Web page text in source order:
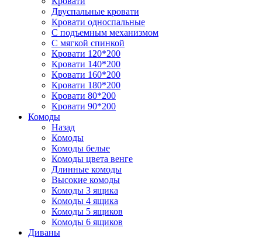
Двуспальные кровати
Кровати односпальные
С подъемным механизмом
С мягкой спинкой
Кровати 120*200
Кровати 140*200
Кровати 160*200
Кровати 180*200
Кровати 80*200
Кровати 90*200
Комоды
Назад
Комоды
Комоды белые
Комоды цвета венге
Длинные комоды
Высокие комоды
Комоды 3 ящика
Комоды 4 ящика
Комоды 5 ящиков
Комоды 6 ящиков
Диваны